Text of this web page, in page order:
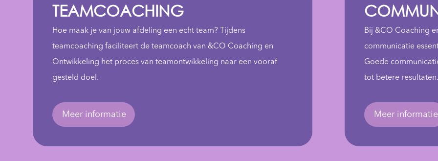
TEAMCOACHING
Hoe maak je van jouw afdeling een echt team? Tijdens
teamcoaching faciliteert de teamcoach van &CO Coaching en
Ontwikkeling het proces van teamontwikkeling naar een vooraf
gesteld doel.
Meer informatie
Bij &CO Coaching
communicatie
Goede
tot betere resultaten.
Meer informatie